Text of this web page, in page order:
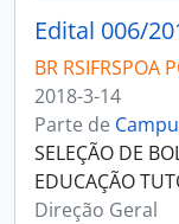
Edital 006/
BR RSIFRSPOA
2018-3-14
Parte de
SELEÇÃO DE
EDUCAÇÃO
Direção Geral